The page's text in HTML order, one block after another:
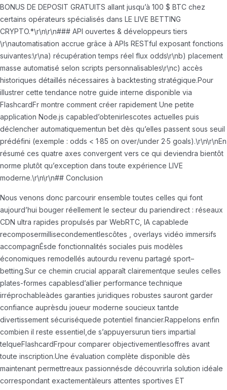
BONUS DE DEPOSIT GRATUITS allant jusqu’à 100 $ BTC chez
certains opérateurs spécialisés dans LE LIVE BETTING
CRYPTO.*\r\n\r\n### API ouvertes & développeurs tiers
\r\nautomatisation accrue grâce à APIs RESTful exposant fonctions
suivantes:\r\na) récupération temps réel flux odds\r\nb) placement
masse automatisé selon scripts personnalisables\r\nc) accès
historiques détaillés nécessaires à backtesting stratégique.Pour
illustrer cette tendance notre guide interne disponible via
FlashcardFr montre comment créer rapidement Une petite
application Node.js capabled’obtenirlescotes actuelles puis
déclencher automatiquementun bet dès qu’elles passent sous seuil
prédéfini (exemple : odds < 1·85 on over/under 2·5 goals).\r\n\r\nEn
résumé ces quatre axes convergent vers ce qui deviendra bientôt
norme plutôt qu’exception dans toute expérience LIVE
moderne.\r\n\r\n## Conclusion
Nous venons donc parcourir ensemble toutes celles qui font
aujourd’hui bouger réellement le secteur du pari­en­direct : réseaux
CDN ultra rapides propulsés par WebRTC, IA capablede
recomposermillisecondementlescôtes , overlays vidéo immersifs
accompagnÉsde fonctionnalités sociales puis modèles
économiques remodellés autourdu revenu partagé sport–
betting.Sur ce chemin crucial apparaît clairementque seules celles
plates-formes capablesd’allier performance technique
irréprochableàdes garanties juridiques robustes sauront garder
confiance auprèsdu joueur moderne soucieux tantde
divertissement sécuriséquede potentiel financier.Rappelons enfin
combien il reste essentiel,de s’appuyersurun tiers impartial
telqueFlashcardFrpour comparer objectivementlesoffres avant
toute inscription.Une évaluation complète disponible dès
maintenant permettreaux passionnésde découvrirla solution idéale
correspondant exactementàleurs attentes sportives ET